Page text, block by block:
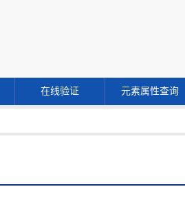
在线验证 元素属性查询